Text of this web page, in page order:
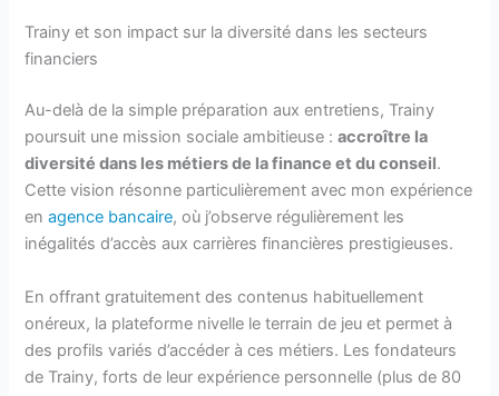
Trainy et son impact sur la diversité dans les secteurs
financiers
Au-delà de la simple préparation aux entretiens, Trainy
poursuit une mission sociale ambitieuse :accroître la
diversité dans les métiers de la finance et du conseil.
Cette vision résonne particulièrement avec mon expérience
enagence bancaire, où j’observe régulièrement les
inégalités d’accès aux carrières financières prestigieuses.
En offrant gratuitement des contenus habituellement
onéreux, la plateforme nivelle le terrain de jeu et permet à
des profils variés d’accéder à ces métiers. Les fondateurs
de Trainy, forts de leur expérience personnelle (plus de 80